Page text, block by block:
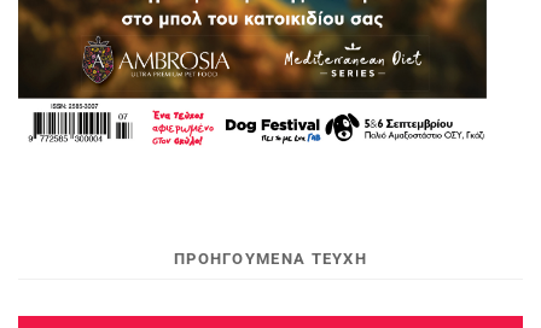
ΠΡΟΗΓΟΥΜΕΝΑ ΤΕΥΧΗ